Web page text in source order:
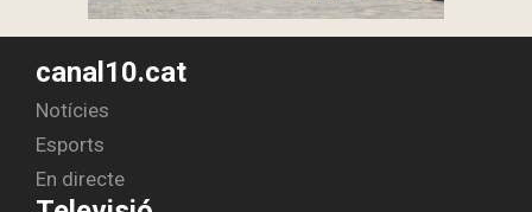
canal10.cat
Notícies
Esports
En directe